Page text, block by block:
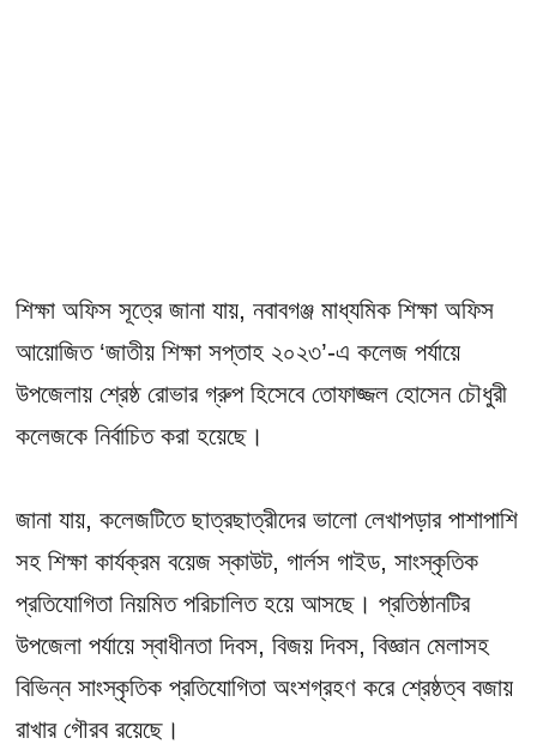
শিক্ষা অফিস সূত্রে জানা যায়, নবাবগঞ্জ মাধ্যমিক শিক্ষা অফিস
আয়োজিত ‘জাতীয় শিক্ষা সপ্তাহ ২০২৩’-এ কলেজ পর্যায়ে
উপজেলায় শ্রেষ্ঠ রোভার গ্রুপ হিসেবে তোফাজ্জল হোসেন চৌধুরী
কলেজকে নির্বাচিত করা হয়েছে।
জানা যায়, কলেজটিতে ছাত্রছাত্রীদের ভালো লেখাপড়ার পাশাপাশি
সহ শিক্ষা কার্যক্রম বয়েজ স্কাউট, গার্লস গাইড, সাংস্কৃতিক
প্রতিযোগিতা নিয়মিত পরিচালিত হয়ে আসছে। প্রতিষ্ঠানটির
উপজেলা পর্যায়ে স্বাধীনতা দিবস, বিজয় দিবস, বিজ্ঞান মেলাসহ
বিভিন্ন সাংস্কৃতিক প্রতিযোগিতা অংশগ্রহণ করে শ্রেষ্ঠত্ব বজায়
রাখার গৌরব রয়েছে।